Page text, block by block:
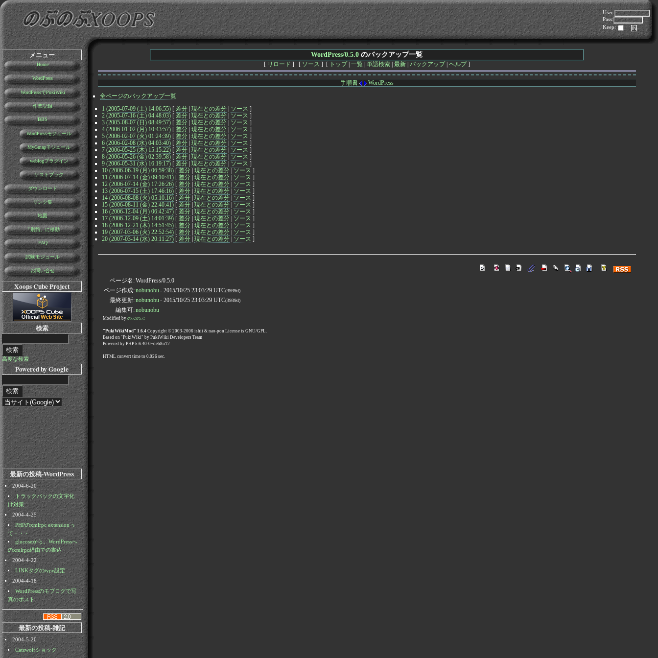
User:
Pass:
Keep:
メニュー
Home
WordPress
WordPressでPukiWiki
作業記録
BBS
WordPressモジュール
MyGmapモジュール
weblogプラグイン
ゲストブック
ダウンロード
リンク集
地図
「別館」に移動
FAQ
試験モジュール
お問い合せ
Xoops Cube Project
検索
高度な検索
Powered by Google
最新の投稿-WordPress
2004-6-20
トラックバックの文字化
け対策
2004-4-25
PHPのxmlrpc extensionっ
て・・・
glucoseから、WordPressへ
のxmlrpc経由での書込
2004-4-22
LINKタグのtype設定
2004-4-18
WordPressのモブログで写
真のポスト
最新の投稿-雑記
2004-5-20
Catzwolfショック
WordPress/0.5.0 のバックアップ一覧
[ リロード ] [ ソース ] [ トップ| 一覧| 単語検索| 最新| バックアップ| ヘルプ]
手順書
WordPress
全ページのバックアップ一覧
1 (2005-07-09 (土) 14:06:55) [ 差分 現在との差分 ソース ]
2 (2005-07-16 (土) 04:48:03) [ 差分 現在との差分 ソース ]
3 (2005-08-07 (日) 08:49:57) [ 差分 現在との差分 ソース ]
4 (2006-01-02 (月) 10:43:57) [ 差分 現在との差分 ソース ]
5 (2006-02-07 (火) 01:24:39) [ 差分 現在との差分 ソース ]
6 (2006-02-08 (水) 04:03:40) [ 差分 現在との差分 ソース ]
7 (2006-05-25 (木) 15:15:22) [ 差分 現在との差分 ソース ]
8 (2006-05-26 (金) 02:39:58) [ 差分 現在との差分 ソース ]
9 (2006-05-31 (水) 16:19:17) [ 差分 現在との差分 ソース ]
10 (2006-06-19 (月) 06:59:38) [ 差分 現在との差分 ソース ]
11 (2006-07-14 (金) 09:10:41) [ 差分 現在との差分 ソース ]
12 (2006-07-14 (金) 17:26:26) [ 差分 現在との差分 ソース ]
13 (2006-07-15 (土) 17:46:16) [ 差分 現在との差分 ソース ]
14 (2006-08-08 (火) 05:10:16) [ 差分 現在との差分 ソース ]
15 (2006-08-11 (金) 22:40:41) [ 差分 現在との差分 ソース ]
16 (2006-12-04 (月) 06:42:47) [ 差分 現在との差分 ソース ]
17 (2006-12-09 (土) 14:01:39) [ 差分 現在との差分 ソース ]
18 (2006-12-21 (木) 14:51:45) [ 差分 現在との差分 ソース ]
19 (2007-03-06 (火) 22:52:54) [ 差分 現在との差分 ソース ]
20 (2007-03-14 (水) 20:11:27) [ 差分 現在との差分 ソース ]
ページ名:WordPress/0.5.0
ページ作成:nobunobu- 2015/10/25 23:03:29 UTC(3939d)
最終更新:nobunobu- 2015/10/25 23:03:29 UTC(3939d)
編集可:nobunobu
Modified by のぶのぶ
"PukiWikiMod" 1.6.4 Copyright © 2003-2006 ishii & nao-pon License is GNU/GPL.
Based on "PukiWiki" by PukiWiki Developers Team
Powered by PHP 5.6.40-0+deb8u12
HTML convert time to 0.026 sec.